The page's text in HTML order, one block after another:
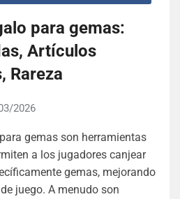
para gemas:
Artículos
Rareza
2026
gemas son herramientas
a los jugadores canjear
gemas, mejorando
juego. A menudo son